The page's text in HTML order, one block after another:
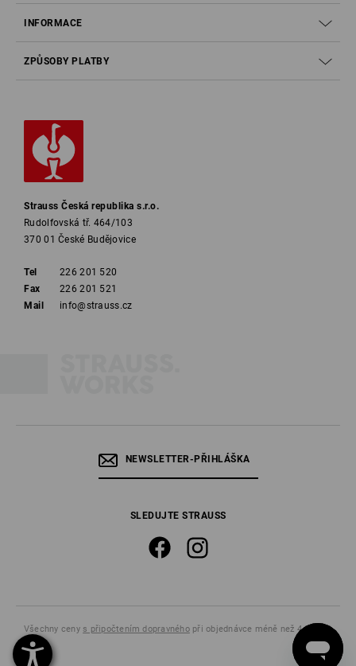
Malý přehled nejdůležitějších pojmů:
DIN EN ISO 20471
Třída ochrany 1 až 3
Jak lze dosáhnout určité třídy ochrany?
Co je co? Fluorescenční a retroreflexní materiál
sportovního vzhledu. Výstražná funkce a odolnost vůči vodě a větru jdou
ruku v ruce. Náš bohatý výběr sahá od vysoce viditelné
– v každém cenovém segmentu a pro jakoukoli práci se
výstražné softshellové bundy e.s.motion
samozřejmě nabízíme různé barvy.
ochranou
Stylové bezpečnostní vybavení na podzim a zimu:
INFORMACE
ZPŮSOBY PLATBY
Strauss Česká republika s.r.o.
Rudolfovská tř. 464/103
370 01 České Budějovice
Tel
226 201 520
Fax
226 201 521
Mail
info@strauss.cz
NEWSLETTER-PŘIHLÁŠKA
SLEDUJTE STRAUSS
Všechny ceny s připočtením dopravnéhopři objednávce méně než 4 840,00
Kč.